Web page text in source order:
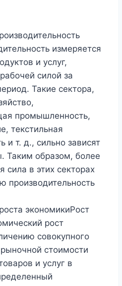
измеряется
и услуг,
силой за
Такие сектора,
промышленность,
текстильная
и т. д., сильно зависят
Таким образом, более
сила в этих секторах
производительность
экономикиРост
рост
совокупного
стоимости
и услуг в